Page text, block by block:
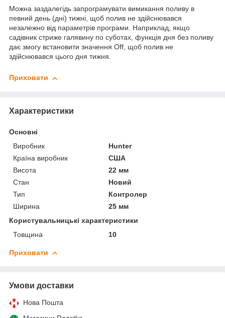
Можна заздалегідь запрограмувати вимикання поливу в
певний день (дні) тижні, щоб полив не здійснювався
незалежно від параметрів програми. Наприклад, якщо
садівник стриже галявину по суботах, функція дня без поливу
дає змогу встановити значення Off, щоб полив не
здійснювався цього дня тижня.
Приховати
Характеристики
Основні
Виробник
Hunter
Країна виробник
США
Висота
22 мм
Стан
Новий
Тип
Контролер
Ширина
25 мм
Користувальницькі характеристики
Товщина
10
Приховати
Умови доставки
Нова Пошта